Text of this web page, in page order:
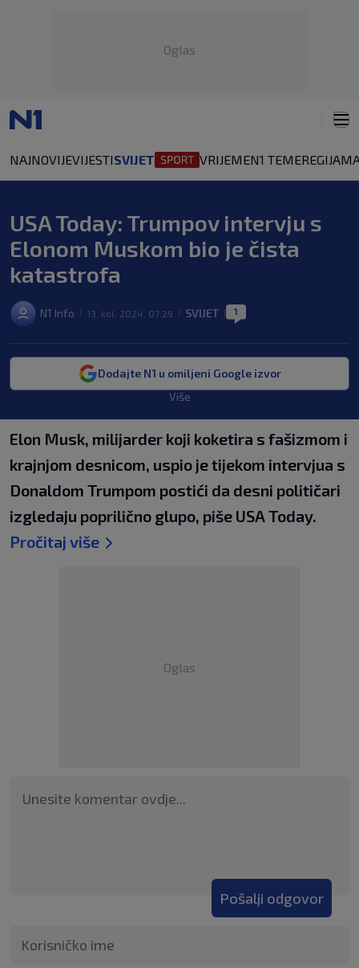
Oglas
NAJNOVIJEVIJESTISVIJET VRIJEMEN1 TEMEREGIJA
USA Today: Trumpov intervju s
Elonom Muskom bio je čista
katastrofa
N1 Info 13. kol. 2024. 07:29 SVIJET 1
Dodajte N1 u omiljeni Google izvor
Više
Elon Musk, milijarder koji koketira s fašizmom i
krajnjom desnicom, uspio je tijekom intervjua s
Donaldom Trumpom postići da desni političari
izgledaju poprilično glupo, piše USA Today.
Pročitaj više
Oglas
Pošalji odgovor